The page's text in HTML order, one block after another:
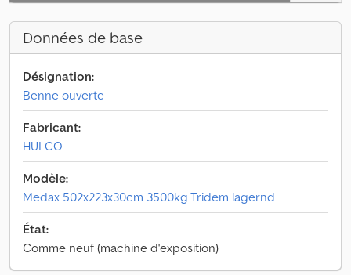
Données de base
Désignation:
Benne ouverte
Fabricant:
HULCO
Modèle:
Medax 502x223x30cm 3500kg Tridem lagernd
État:
Comme neuf (machine d'exposition)